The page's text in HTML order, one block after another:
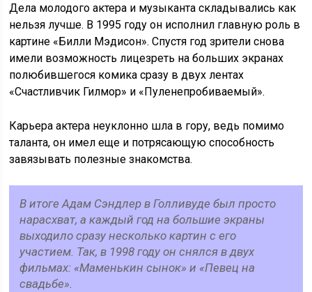
Дела молодого актера и музыканта складывались как
нельзя лучше. В 1995 году он исполнил главную роль в
картине «Билли Мэдисон». Спустя год зрители снова
имели возможность лицезреть на больших экранах
полюбившегося комика сразу в двух лентах
«Счастливчик Гилмор» и «Пуленепробиваемый».
Карьера актера неуклонно шла в гору, ведь помимо
таланта, он имел еще и потрясающую способность
завязывать полезные знакомства.
В итоге Адам Сэндлер в Голливуде был просто
нарасхват, а каждый год на большие экраны
выходило сразу несколько картин с его
участием. Так, в 1998 году он снялся в двух
фильмах: «Маменькин сынок» и «Певец на
свадьбе».